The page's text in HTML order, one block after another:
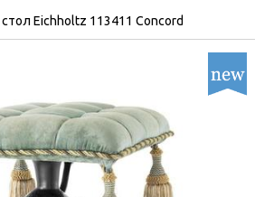
Eichholtz 113411 Concord